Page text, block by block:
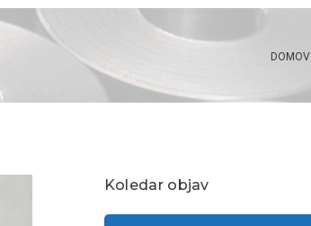
DOMOV
Koledar objav